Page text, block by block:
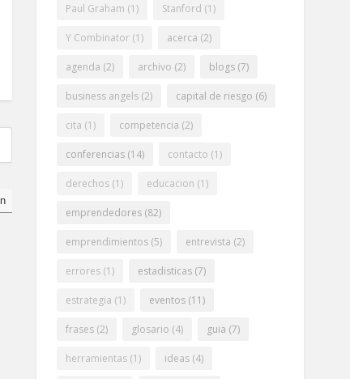
Paul Graham (1) Stanford (1)
Y Combinator (1) acerca (2)
agenda (2) archivo (2) blogs (7)
business angels (2) capital de riesgo (6)
cita (1) competencia (2)
conferencias (14) contacto (1)
derechos (1) educacion (1)
emprendedores (82)
emprendimientos (5) entrevista (2)
errores (1) estadisticas (7)
estrategia (1) eventos (11)
frases (2) glosario (4) guia (7)
herramientas (1) ideas (4)